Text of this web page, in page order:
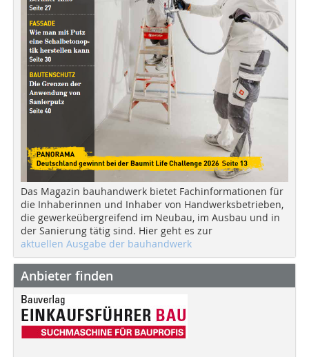
Das Magazin bauhandwerk bietet Fachinformationen für
die Inhaberinnen und Inhaber von Handwerksbetrieben,
die gewerkeübergreifend im Neubau, im Ausbau und in
der Sanierung tätig sind. Hier geht es zur
aktuellen Ausgabe der bauhandwerk
Anbieter finden